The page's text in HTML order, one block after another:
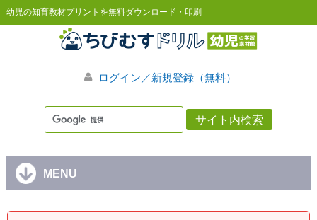
幼児の知育教材プリントを無料ダウンロード・印刷
ログイン／新規登録（無料）
MENU